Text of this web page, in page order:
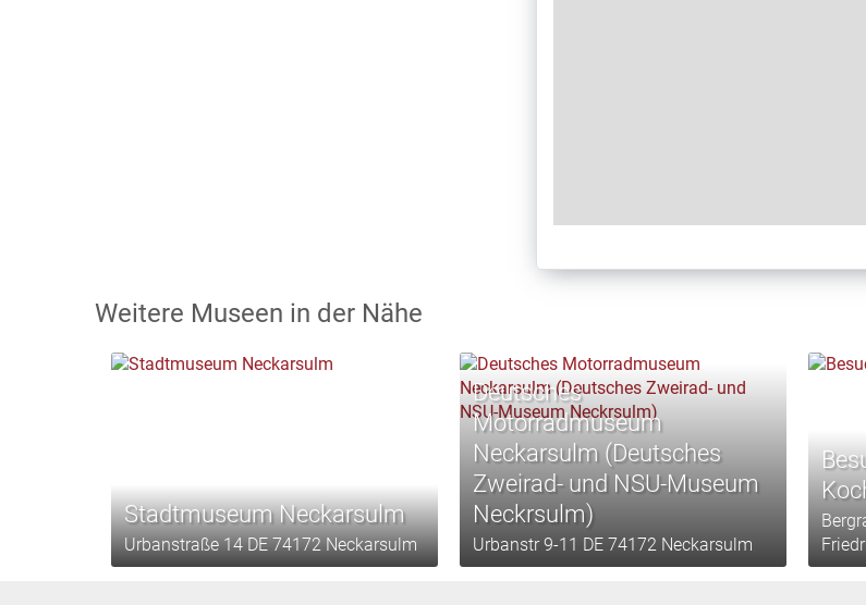
Weitere Museen in der Nähe
Stadtmuseum Neckarsulm
Urbanstraße 14 DE 74172 Neckarsulm
Deutsches
Motorradmuseum
Neckarsulm (Deutsches
Zweirad- und NSU-Museum
Neckrsulm)
Urbanstr 9-11 DE 74172 Neckarsulm